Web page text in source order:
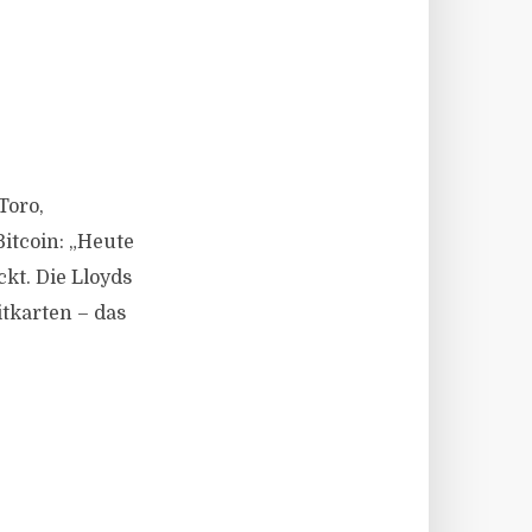
„Heute
Die Lloyds
– das